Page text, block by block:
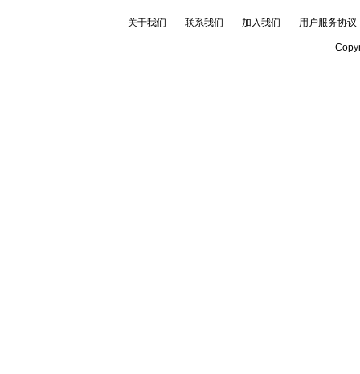
关于我们 联系我们 加入我们 用户服务协议